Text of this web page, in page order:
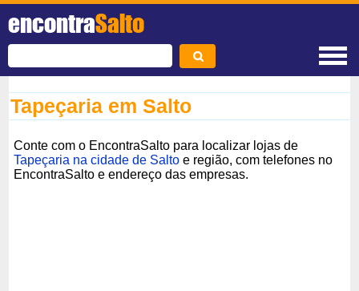
encontraSalto
Tapeçaria em Salto
Conte com o EncontraSalto para localizar lojas de
Tapeçaria na cidade de Salto e região, com telefones no
EncontraSalto e endereço das empresas.